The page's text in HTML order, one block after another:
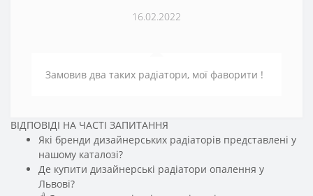
16.02.2022
Замовив два таких радіатори, мої фаворити !
ВІДПОВІДІ НА ЧАСТІ ЗАПИТАННЯ
Які бренди дизайнерських радіаторів представлені у
нашому каталозі?
Де купити дизайнерські радіатори опалення у
Львові?